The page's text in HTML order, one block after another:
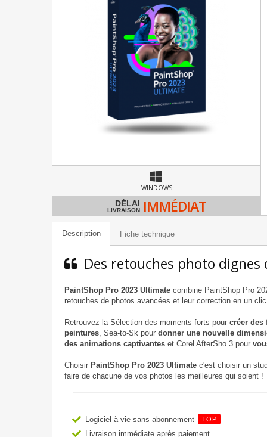
WINDOWS
DÉLAI
LIVRAISON IMMÉDIAT
Description Fiche technique
Des retouches photo
PaintShop Pro 2023 Ultimate combine PaintShop Pro
retouches de photos avancées et leur correction en un
Retrouvez la Sélection des moments forts pour créer des
peintures, Sea-to-Sk pour donner une nouvelle
des animations captivantes et Corel AfterSho 3 pour
Choisir PaintShop Pro 2023 Ultimate c'est choisir un
faire de chacune de vos photos les meilleures qui soient !
Logiciel à vie sans abonnement TOP
Livraison immédiate après paiement